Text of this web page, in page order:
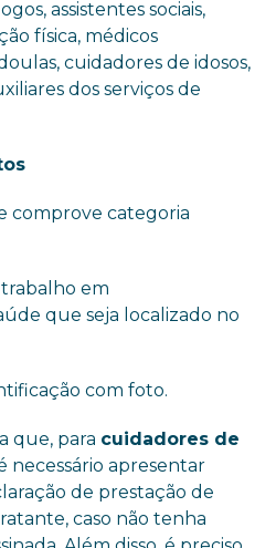
assistentes sociais,
física, médicos
cuidadores de idosos,
dos serviços de
comprove categoria
em
que seja localizado no
com foto.
que, para cuidadores de
necessário apresentar
de prestação de
caso não tenha